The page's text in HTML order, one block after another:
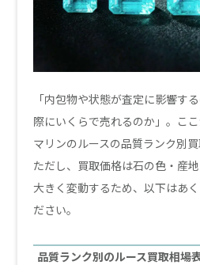
「内包物や状態が査定に影響す
際にいくらで売れるのか」。こ
マリンのルースの品質ランク別買
ただし、買取価格は石の色・産
大きく変動するため、以下はあ
ださい。
品質ランク別のルース買取相場